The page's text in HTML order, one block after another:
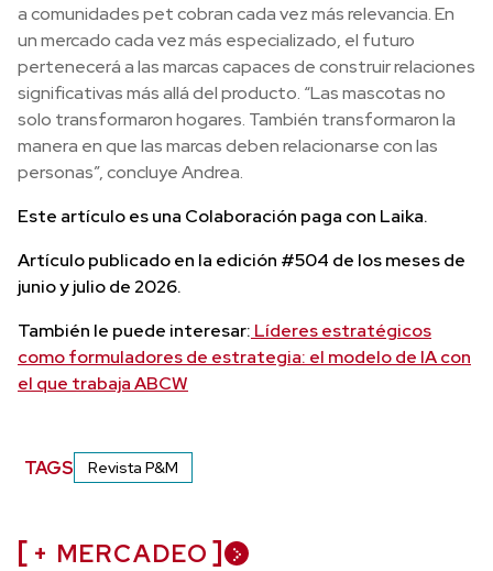
a comunidades pet cobran cada vez más relevancia. En
un mercado cada vez más especializado, el futuro
pertenecerá a las marcas capaces de construir relaciones
significativas más allá del producto. “Las mascotas no
solo transformaron hogares. También transformaron la
manera en que las marcas deben relacionarse con las
personas”, concluye Andrea.
Este artículo es una Colaboración paga con Laika.
Artículo publicado en la edición #504 de los meses de
junio y julio de 2026.
También le puede interesar: Líderes estratégicos
como formuladores de estrategia: el modelo de IA con
el que trabaja ABCW
TAGS Revista P&M
+ MERCADEO